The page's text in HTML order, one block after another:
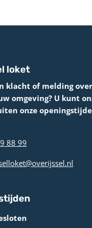
loket
klacht of melding over
omgeving? U kunt
onze
88 99